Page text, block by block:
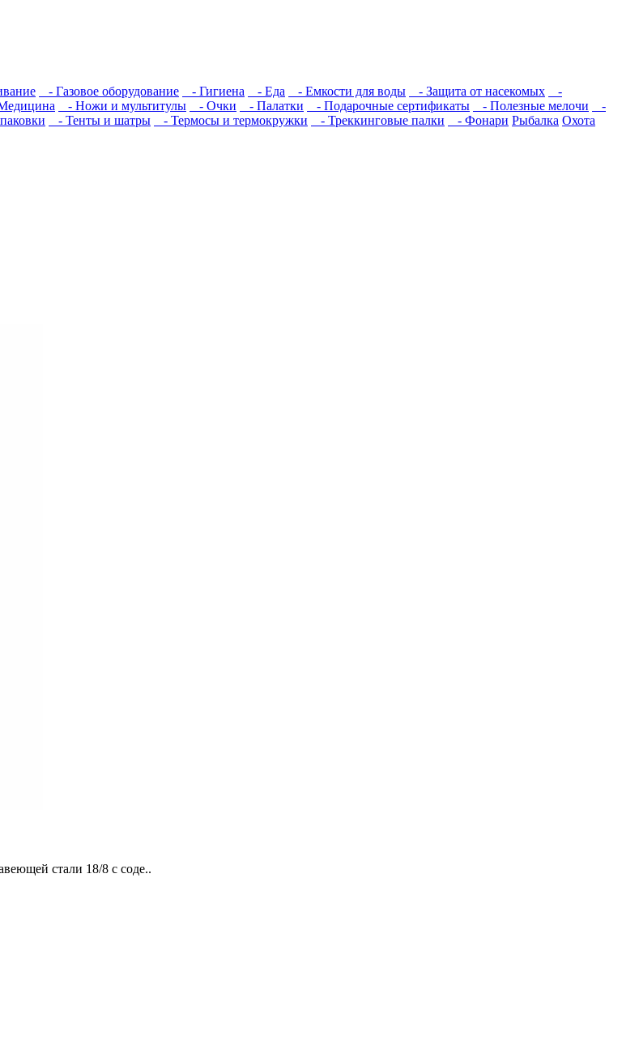
- Газовое оборудование - Гигиена - Еда - Емкости для воды - Защита от насекомых
-
- Ножи и мультитулы - Очки - Палатки - Подарочные сертификаты - Полезные мелочи
-
- Тенты и шатры - Термосы и термокружки - Треккинговые палки - Фонари Рыбалка Охота
стали 18/8 с соде..